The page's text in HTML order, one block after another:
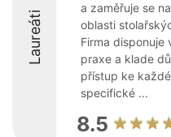
Laureáti
a zaměřuje se
oblasti
Firma disponuje
praxe a klade
přístup ke
specifické ...
8.5